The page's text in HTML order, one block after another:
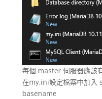
每個 master 伺服器應該
在my.ini設定檔案中加
basename